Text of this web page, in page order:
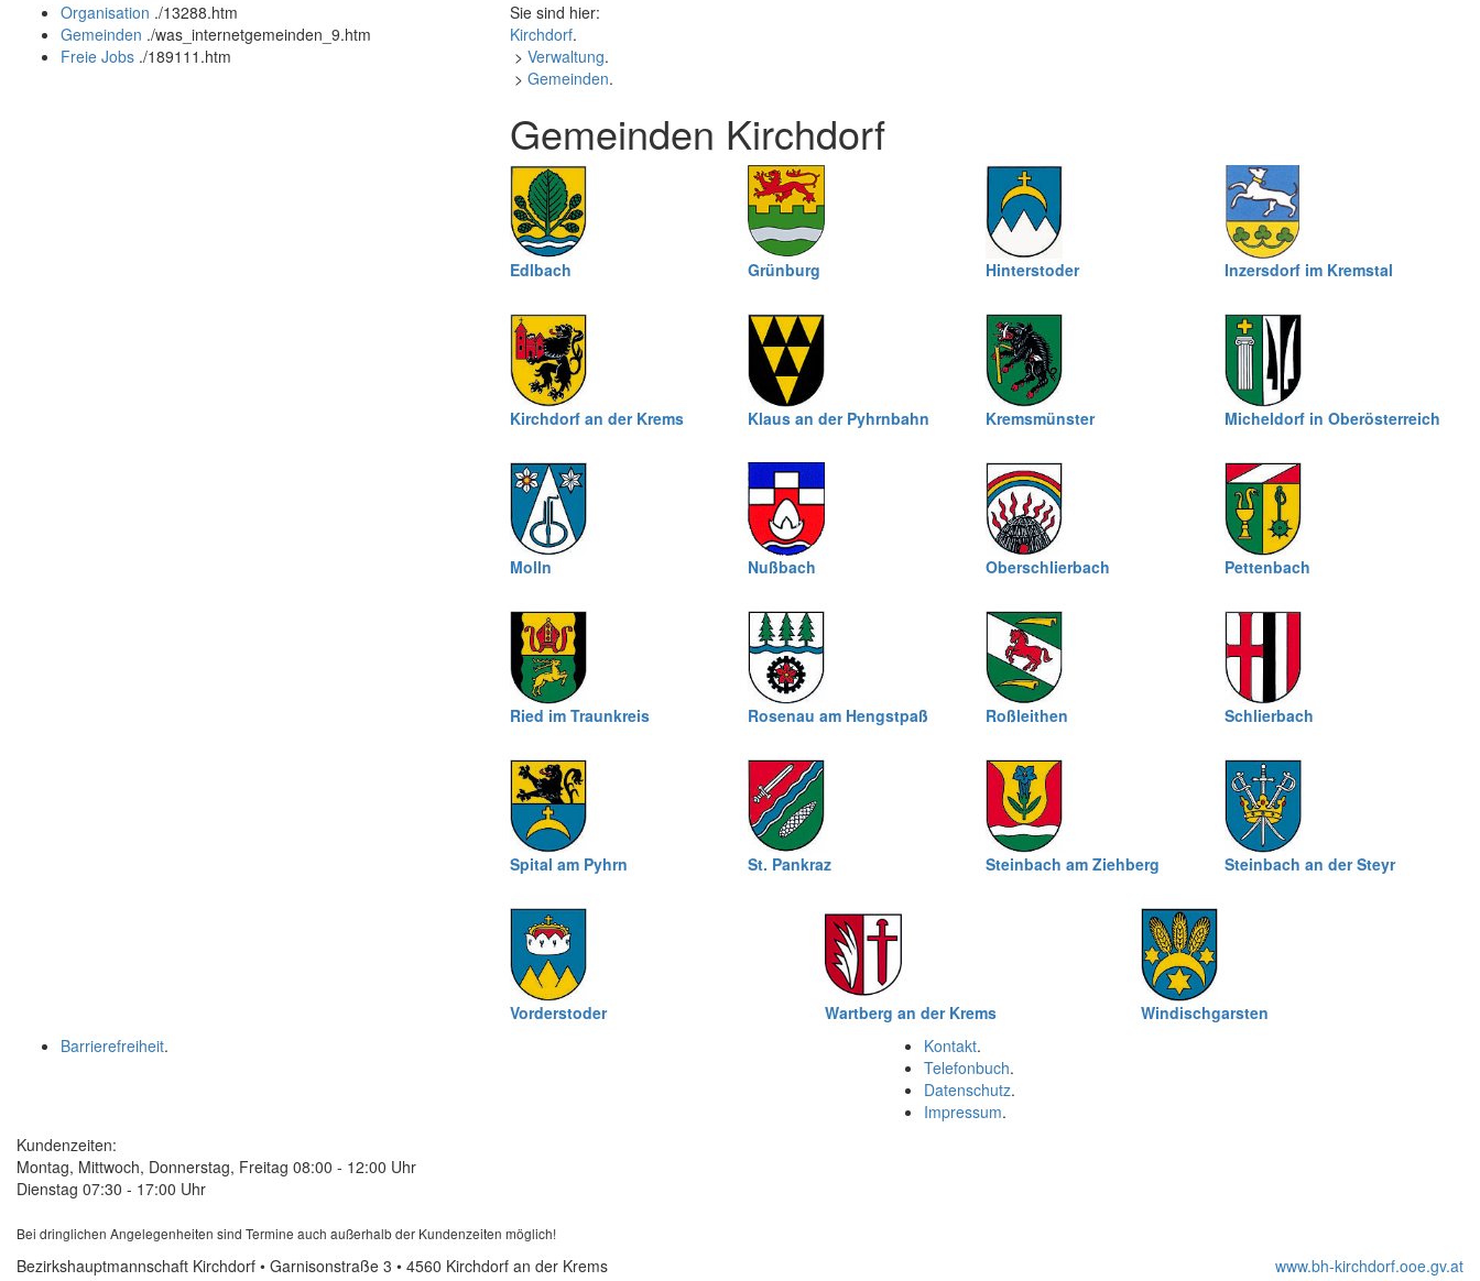
Organisation ./13288.htm
Gemeinden ./was_internetgemeinden_9.htm
Freie Jobs ./189111.htm
Sie sind hier:
Kirchdorf.
> Verwaltung.
> Gemeinden.
Gemeinden Kirchdorf
Edlbach Grünburg Hinterstoder Inzersdorf im Kremstal
Kirchdorf an der Krems Klaus an der Pyhrnbahn Kremsmünster Micheldorf in Oberösterreich
Molln Nußbach Oberschlierbach Pettenbach
Ried im Traunkreis Rosenau am Hengstpaß Roßleithen Schlierbach
Spital am Pyhrn St. Pankraz Steinbach am Ziehberg Steinbach an der Steyr
Vorderstoder Wartberg an der Krems
Windischgarsten
Kontakt.
Telefonbuch.
Datenschutz.
Impressum.
Barrierefreiheit.
Kundenzeiten:
Montag, Mittwoch, Donnerstag, Freitag 08:00 - 12:00 Uhr
Dienstag 07:30 - 17:00 Uhr
Bei dringlichen Angelegenheiten sind Termine auch außerhalb der Kundenzeiten möglich!
Bezirkshauptmannschaft Kirchdorf • Garnisonstraße 3 • 4560 Kirchdorf an der Krems
www.bh-kirchdorf.ooe.gv.at